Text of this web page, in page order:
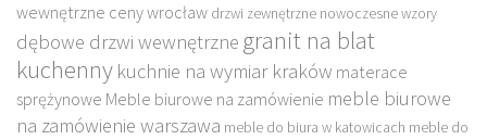
wewnętrzne ceny wrocław drzwi zewnętrzne nowoczesne wzory
dębowe drzwi wewnętrzne granit na blat
kuchenny kuchnie na wymiar kraków materace
sprężynowe Meble biurowe na zamówienie meble biurowe
na zamówienie warszawa meble do biura w katowicach meble do